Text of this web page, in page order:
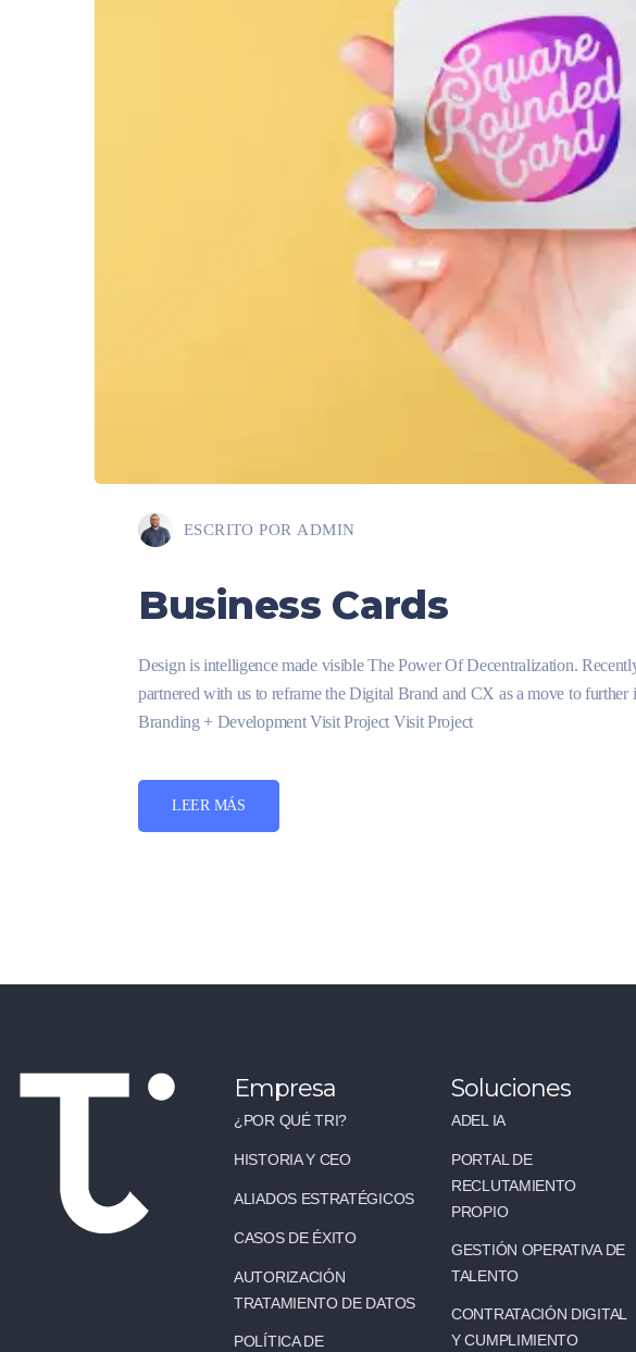
ESCRITO POR ADMIN
Business Cards
Design is intelligence made visible The Power Of Decentralization.
partnered with us to reframe the Digital Brand and CX as a move to
Branding + Development Visit Project Visit Project
LEER MÁS
Empresa
¿POR QUÉ TRI?
HISTORIA Y CEO
ALIADOS ESTRATÉGICOS
CASOS DE ÉXITO
AUTORIZACIÓN
TRATAMIENTO DE DATOS
POLÍTICA DE
Soluciones
ADEL IA
PORTAL DE
RECLUTAMIENTO
PROPIO
GESTIÓN OPERATIVA DE
TALENTO
CONTRATACIÓN DIGITAL
Y CUMPLIMIENTO